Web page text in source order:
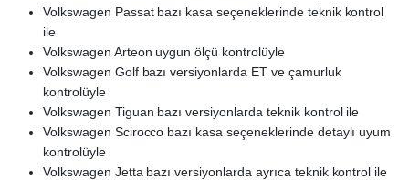
Volkswagen Passat bazı kasa seçeneklerinde teknik kontrol
ile
Volkswagen Arteon uygun ölçü kontrolüyle
Volkswagen Golf bazı versiyonlarda ET ve çamurluk
kontrolüyle
Volkswagen Tiguan bazı versiyonlarda teknik kontrol ile
Volkswagen Scirocco bazı kasa seçeneklerinde detaylı uyum
kontrolüyle
Volkswagen Jetta bazı versiyonlarda ayrıca teknik kontrol ile